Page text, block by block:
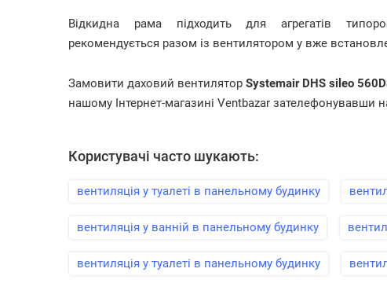
Відкидна рама підходить для агрегатів
рекомендується разом із вентилятором у вже
Замовити даховий вентилятор Systemair DHS sileo
нашому Інтернет-магазині Ventbazar зателефонувавши
Користувачі часто шукають:
вентиляція у туалеті в панельному будинку
вентиляція у ванній в панельному будинку
вентиляція у туалеті в панельному будинку